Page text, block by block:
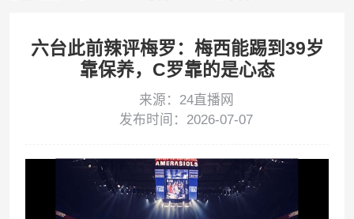
六台此前辣评梅罗：梅西能踢到39岁
靠保养，C罗靠的是心态
来源：24直播网
发布时间：2026-07-07